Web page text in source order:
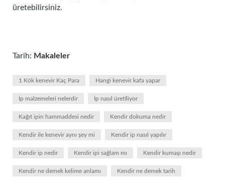
üretebilirsiniz.
Tarih: Makaleler
1 Kök kenevir Kaç Para Hangi kenevir kafa yapar
İp malzemeleri nelerdir İp nasıl üretiliyor
Kağıt ipin hammaddesi nedir Kendir dokuma nedir
Kendir ile kenevir aynı şey mi Kendir ip nasıl yapılır
Kendir ip nedir Kendir ipi sağlam mı Kendir kumaşı nedir
Kendir ne demek kelime anlamı Kendir ne demek tarih